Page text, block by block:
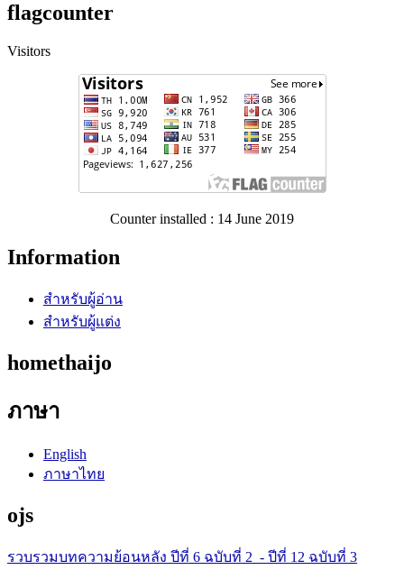
flagcounter
Visitors
Counter installed : 14 June 2019
Information
สำหรับผู้อ่าน
สำหรับผู้แต่ง
homethaijo
ภาษา
English
ภาษาไทย
ojs
รวบรวมบทความย้อนหลัง ปีที่ 6 ฉบับที่ 2 - ปีที่ 12 ฉบับที่ 3